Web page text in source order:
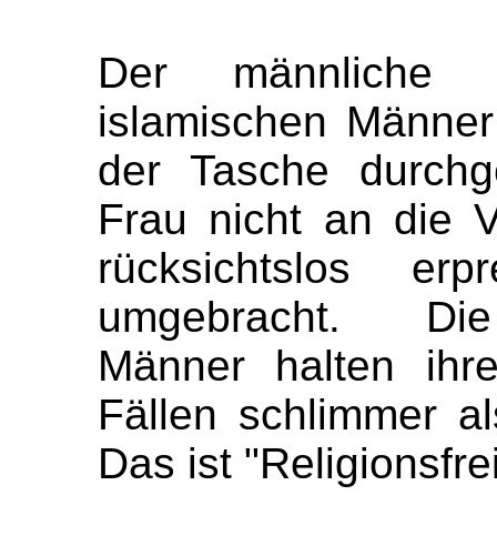
Der männliche
islamischen
der Tasche
Frau nicht an die
rücksichtslos
umgebracht.
Männer halten
Fällen schlimmer
Das ist